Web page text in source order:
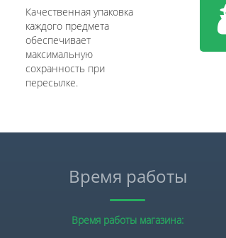
Качественная упаковка
каждого предмета
обеспечивает
максимальную
сохранность при
пересылке.
Время работы
Время работы магазина: